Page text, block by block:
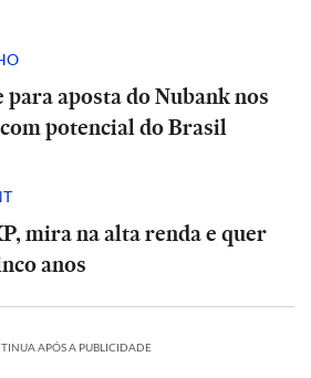
aposta do Nubank nos
potencial do Brasil
mira na alta renda e quer
anos
APÓS A PUBLICIDADE